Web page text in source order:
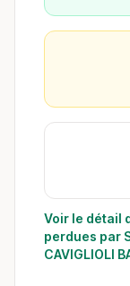
Voir le détail
perdues par
CAVIGLIOLI